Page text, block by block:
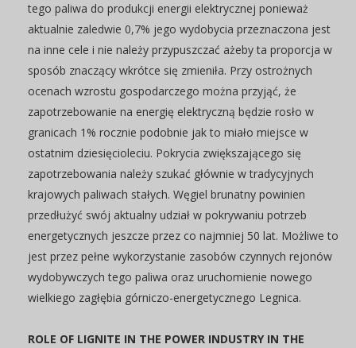
tego paliwa do produkcji energii elektrycznej ponieważ
aktualnie zaledwie 0,7% jego wydobycia przeznaczona jest
na inne cele i nie należy przypuszczać ażeby ta proporcja w
sposób znaczący wkrótce się zmieniła. Przy ostrożnych
ocenach wzrostu gospodarczego można przyjąć, że
zapotrzebowanie na energię elektryczną będzie rosło w
granicach 1% rocznie podobnie jak to miało miejsce w
ostatnim dziesięcioleciu. Pokrycia zwiększającego się
zapotrzebowania należy szukać głównie w tradycyjnych
krajowych paliwach stałych. Węgiel brunatny powinien
przedłużyć swój aktualny udział w pokrywaniu potrzeb
energetycznych jeszcze przez co najmniej 50 lat. Możliwe to
jest przez pełne wykorzystanie zasobów czynnych rejonów
wydobywczych tego paliwa oraz uruchomienie nowego
wielkiego zagłębia górniczo-energetycznego Legnica.
ROLE OF LIGNITE IN THE POWER INDUSTRY IN THE